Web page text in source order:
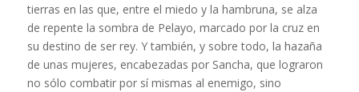
tierras en las que, entre el miedo y la hambruna, se alza
de repente la sombra de Pelayo, marcado por la cruz en
su destino de ser rey. Y también, y sobre todo, la hazaña
de unas mujeres, encabezadas por Sancha, que lograron
no sólo combatir por sí mismas al enemigo, sino